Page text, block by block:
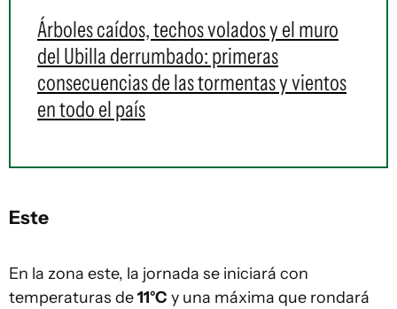
Árboles caídos, techos volados y el muro
del Ubilla derrumbado: primeras
consecuencias de las tormentas y vientos
en todo el país
Este
En la zona este, la jornada se iniciará con
temperaturas de11°C y una máxima que rondará